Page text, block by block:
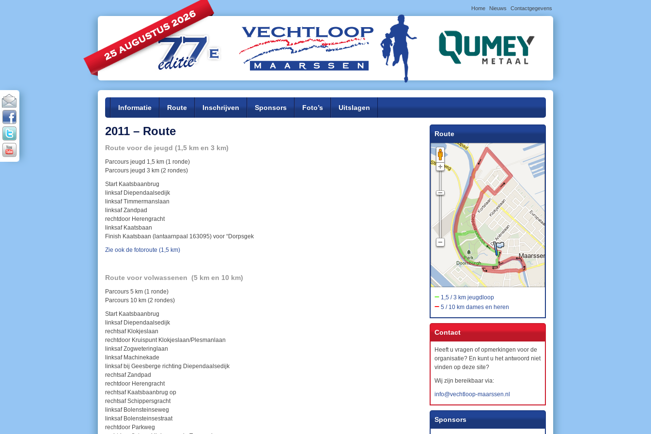
Home Nieuws Contactgegevens
Informatie Route Inschrijven Sponsors Foto’s Uitslagen
2011 – Route
Route voor de jeugd (1,5 km en 3 km)
Parcours jeugd 1,5 km (1 ronde)
Parcours jeugd 3 km (2 rondes)
Start Kaatsbaanbrug
linksaf Diependaalsedijk
linksaf Timmermanslaan
linksaf Zandpad
rechtdoor Herengracht
linksaf Kaatsbaan
Finish Kaatsbaan (lantaarnpaal 163095) voor “Dorpsgek
Zie ook de fotoroute (1,5 km)
Route voor volwassenen (5 km en 10 km)
Parcours 5 km (1 ronde)
Parcours 10 km (2 rondes)
Start Kaatsbaanbrug
linksaf Diependaalsedijk
rechtsaf Klokjeslaan
rechtdoor Kruispunt Klokjeslaan/Plesmanlaan
linksaf Zogweteringlaan
linksaf Machinekade
linksaf bij Geesberge richting Diependaalsedijk
rechtsaf Zandpad
rechtdoor Herengracht
rechtsaf Kaatsbaanbrug op
rechtsaf Schippersgracht
linksaf Bolensteinseweg
linksaf Bolensteinsestraat
rechtdoor Parkweg
Route
– 1,5 / 3 km jeugdloop
– 5 / 10 km dames en heren
Contact
Heeft u vragen of opmerkingen voor de
organisatie? En kunt u het antwoord niet
vinden op deze site?
Wij zijn bereikbaar via:
info@vechtloop-maarssen.nl
Sponsors